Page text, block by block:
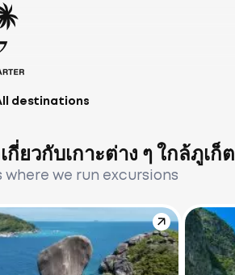
destinations
กี่ยวกับเกาะต่าง ๆ ใกล้ภูเก็ต
where we run excursions